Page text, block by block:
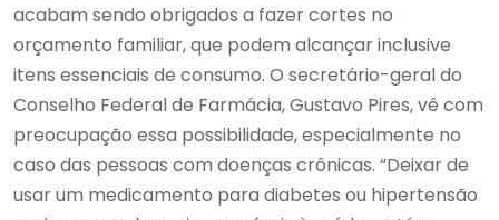
acabam sendo obrigados a fazer cortes no
orçamento familiar, que podem alcançar inclusive
itens essenciais de consumo. O secretário-geral do
Conselho Federal de Farmácia, Gustavo Pires, vê com
preocupação essa possibilidade, especialmente no
caso das pessoas com doenças crônicas. “Deixar de
usar um medicamento para diabetes ou hipertensão